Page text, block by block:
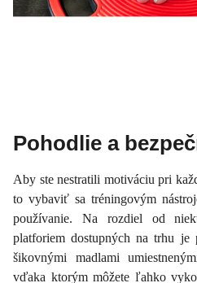
Pohodlie a
Aby ste nestratili motiváciu pri
to vybaviť sa tréningovým
používanie. Na rozdiel od
platforiem dostupných na trhu je
šikovnými madlami
vďaka ktorým môžete ľahko